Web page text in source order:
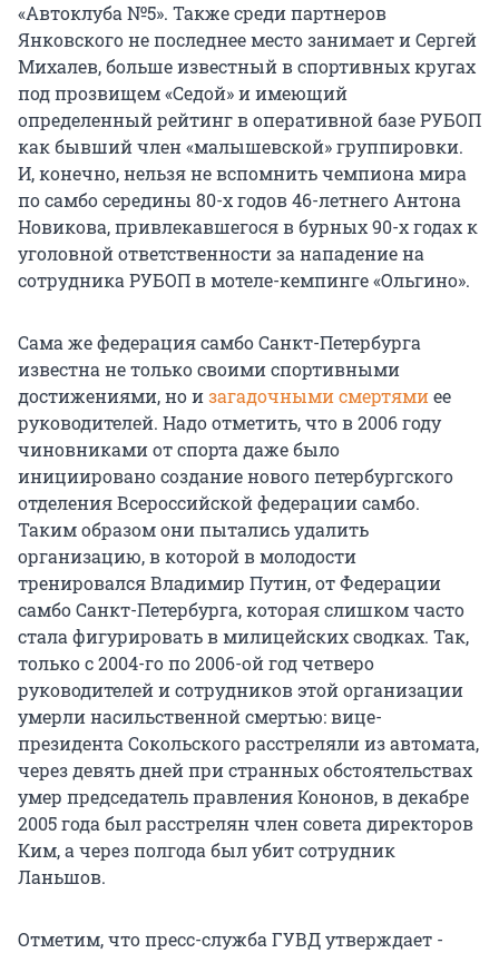
«Автоклуба №5». Также среди партнеров
Янковского не последнее место занимает и Сергей
Михалев, больше известный в спортивных кругах
под прозвищем «Седой» и имеющий
определенный рейтинг в оперативной базе РУБОП
как бывший член «малышевской» группировки.
И, конечно, нельзя не вспомнить чемпиона мира
по самбо середины 80-х годов 46-летнего Антона
Новикова, привлекавшегося в бурных 90-х годах к
уголовной ответственности за нападение на
сотрудника РУБОП в мотеле-кемпинге «Ольгино».
Сама же федерация самбо Санкт-Петербурга
известна не только своими спортивными
достижениями, но изагадочными смертямиее
руководителей. Надо отметить, что в 2006 году
чиновниками от спорта даже было
инициировано создание нового петербургского
отделения Всероссийской федерации самбо.
Таким образом они пытались удалить
организацию, в которой в молодости
тренировался Владимир Путин, от Федерации
самбо Санкт-Петербурга, которая слишком часто
стала фигурировать в милицейских сводках. Так,
только с 2004-го по 2006-ой год четверо
руководителей и сотрудников этой организации
умерли насильственной смертью: вице-
президента Сокольского расстреляли из автомата,
через девять дней при странных обстоятельствах
умер председатель правления Кононов, в декабре
2005 года был расстрелян член совета директоров
Ким, а через полгода был убит сотрудник
Ланьшов.
Отметим, что пресс-служба ГУВД утверждает -